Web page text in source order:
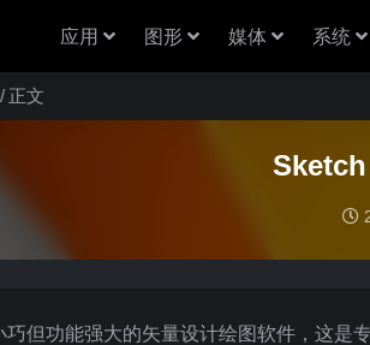
应用 图形 媒体 系统
正文
巧但功能强大的矢量设计绘图软件，这是